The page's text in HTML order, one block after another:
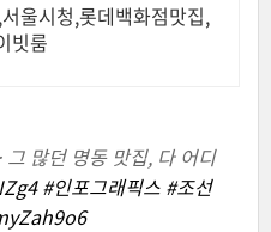
울시청,롯데백화점맛집,
빗룸
많던 명동 맛집, 다 어디
#인포그래픽스 #조선